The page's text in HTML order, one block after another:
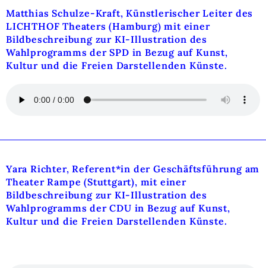
Matthias Schulze-Kraft, Künstlerischer Leiter des
LICHTHOF Theaters (Hamburg) mit einer
Bildbeschreibung zur KI-Illustration des
Wahlprogramms der SPD in Bezug auf Kunst,
Kultur und die Freien Darstellenden Künste.
Yara Richter, Referent*in der Geschäftsführung am
Theater Rampe (Stuttgart), mit einer
Bildbeschreibung zur KI-Illustration des
Wahlprogramms der CDU in Bezug auf Kunst,
Kultur und die Freien Darstellenden Künste.